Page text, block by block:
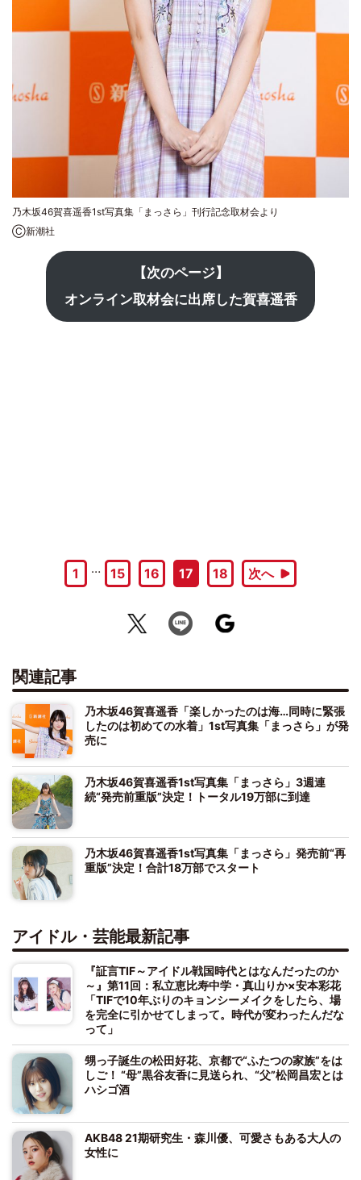
乃木坂46賀喜遥香1st写真集「まっさら」刊行記念取材会より
Ⓒ新潮社
【次のページ】
オンライン取材会に出席した賀喜遥香
1 … 15 16 17 18 次へ
関連記事
乃木坂46賀喜遥香「楽しかったのは海…同時に緊張
したのは初めての水着」1st写真集「まっさら」が発
売に
乃木坂46賀喜遥香1st写真集「まっさら」3週連
続“発売前重版”決定！トータル19万部に到達
乃木坂46賀喜遥香1st写真集「まっさら」発売前“再
重版”決定！合計18万部でスタート
アイドル・芸能最新記事
『証言TIF～アイドル戦国時代とはなんだったのか
～』第11回：私立恵比寿中学・真山りか×安本彩花
「TIFで10年ぶりのキョンシーメイクをしたら、場
を完全に引かせてしまって。時代が変わったんだな
って」
甥っ子誕生の松田好花、京都で“ふたつの家族”をは
しご！ “母”黒谷友香に見送られ、“父”松岡昌宏とは
ハシゴ酒
AKB48 21期研究生・森川優、可愛さもある大人の
女性に